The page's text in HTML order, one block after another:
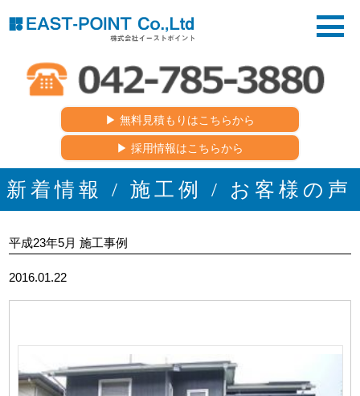
▶︎ 無料見積もりはこちらから
▶︎ 採用情報はこちらから
新着情報 / 施工例 / お客様の声
平成23年5月 施工事例
2016.01.22